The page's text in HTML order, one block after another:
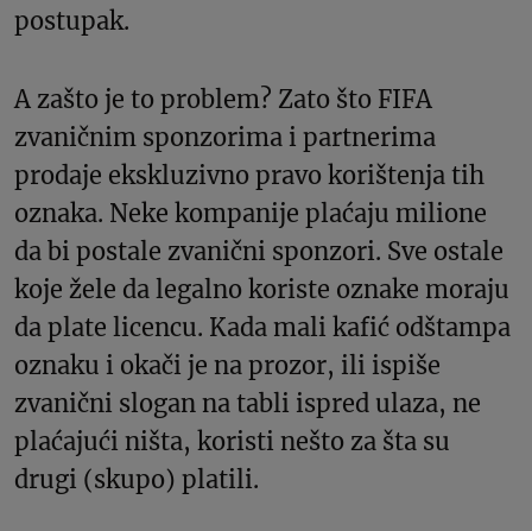
postupak.
A zašto je to problem? Zato što FIFA
zvaničnim sponzorima i partnerima
prodaje ekskluzivno pravo korištenja tih
oznaka. Neke kompanije plaćaju milione
da bi postale zvanični sponzori. Sve ostale
koje žele da legalno koriste oznake moraju
da plate licencu. Kada mali kafić odštampa
oznaku i okači je na prozor, ili ispiše
zvanični slogan na tabli ispred ulaza, ne
plaćajući ništa, koristi nešto za šta su
drugi (skupo) platili.